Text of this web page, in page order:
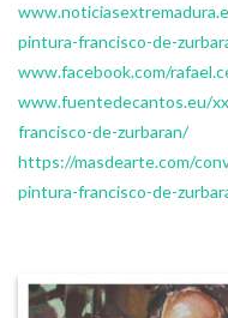
pintura-francisco-de-
www.facebook.com/
www.fuentedecantos.eu/
francisco-de-zurbaran/
https://masdearte.com/
pintura-francisco-de-